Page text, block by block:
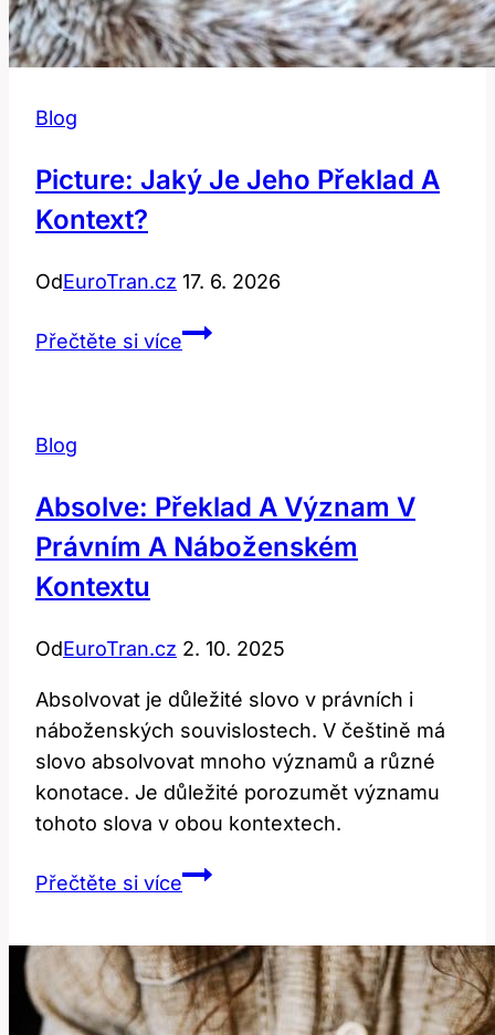
Blog
Picture: Jaký Je Jeho Překlad A
Kontext?
OdEuroTran.cz 17. 6. 2026
Přečtěte si vícePicture:
kontext?
Blog
Absolve: Překlad A Význam V
Právním A Náboženském
Kontextu
OdEuroTran.cz 2. 10. 2025
Absolvovat je důležité slovo v právních i
náboženských souvislostech. V češtině má
slovo absolvovat mnoho významů a různé
konotace. Je důležité porozumět významu
tohoto slova v obou kontextech.
Přečtěte si víceAbsolve:
Význam
v
Právním